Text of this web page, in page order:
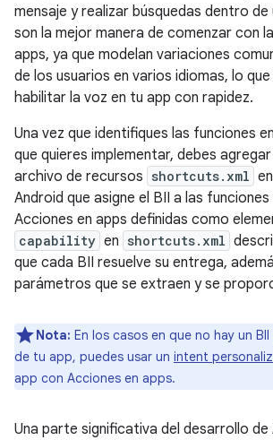
mensaje y realizar búsquedas dentro de
son la mejor manera de comenzar con
apps, ya que modelan variaciones
de los usuarios en varios idiomas, lo
habilitar la voz en tu app con rapidez.
Una vez que identifiques las funciones
que quieres implementar, debes
archivo de recursos shortcuts.xml
Android que asigne el BII a las
Acciones en apps definidas como
capability en shortcuts.xml
que cada BII resuelve su entrega,
parámetros que se extraen y se
Nota: En los casos en que no hay un
de tu app, puedes usar un intent
app con Acciones en apps.
Una parte significativa del desarrollo de